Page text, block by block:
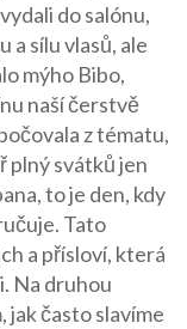
do salónu,
a sílu vlasů, ale
mýho Bibo,
naší čerstvě
z tématu,
plný svátků jen
to je den, kdy
Tato
a přísloví, která
Na druhou
jak často slavíme